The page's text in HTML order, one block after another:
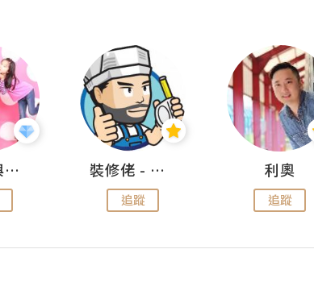
儍媽媽與兩隻小魔怪之家 裝修佬 - 香港一站式網上裝修平台
追蹤
利奧
追蹤